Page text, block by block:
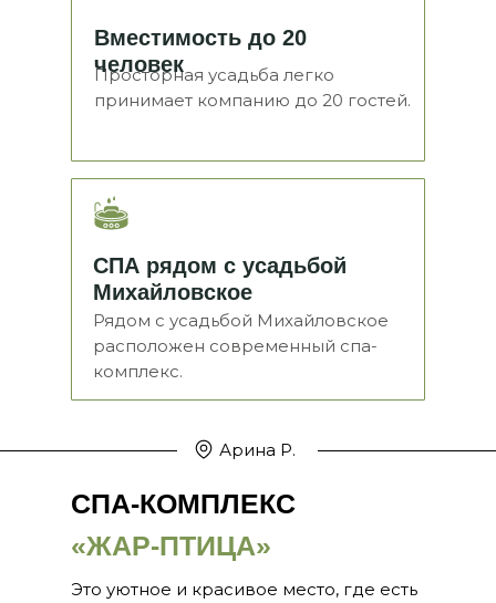
Просторная усадьба легко
принимает компанию до 20 гостей.
Вместимость до 20
человек
СПА рядом с усадьбой
Михайловское
Рядом с усадьбой Михайловское
расположен современный спа-
комплекс.
Арина Р.
СПА-КОМПЛЕКС
«ЖАР-ПТИЦА»
Это уютное и красивое место, где есть